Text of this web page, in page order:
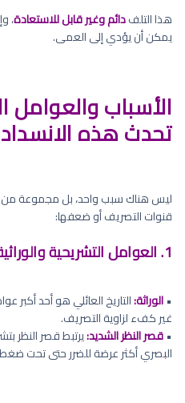
هذا التلفدائم وغير قابل للاستعادة،
يمكن أن يؤدي إلى العمى.
الأسباب والعوامل
تحدث هذه
ليس هناك سبب واحد، بل مجموعة من
قنوات التصريف أو ضعفها:
1. العوامل التشريحية والوراثية:
•الوراثة:التاريخ العائلي هو أحد
غير كفء لزاوية التصريف.
•قصر النظر الشديد:يرتبط قصر النظر
البصري أكثر عرضة للضرر حتى تحت